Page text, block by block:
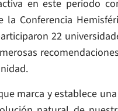
en este período
Conferencia
22
marca y establece